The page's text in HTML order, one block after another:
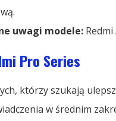
uwagi modele: Redmi
Pro Series
którzy szukają
w średnim